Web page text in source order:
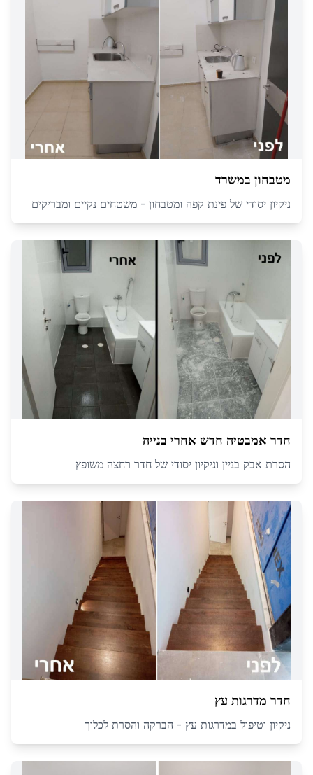
מטבחון במשרד
ניקיון יסודי של פינת קפה ומטבחון - משטחים נקיים ומבריקים
חדר אמבטיה חדש אחרי בנייה
הסרת אבק בניין וניקיון יסודי של חדר רחצה משופץ
חדר מדרגות עץ
ניקיון וטיפול במדרגות עץ - הברקה והסרת לכלוך